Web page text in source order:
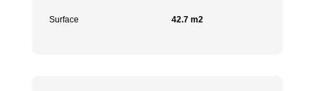
Surface 42.7 m2